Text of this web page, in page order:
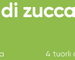
zucca
4 tuorli